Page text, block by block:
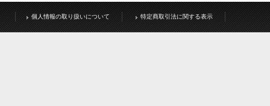
個人情報の取り扱いについて 特定商取引法に関する表示